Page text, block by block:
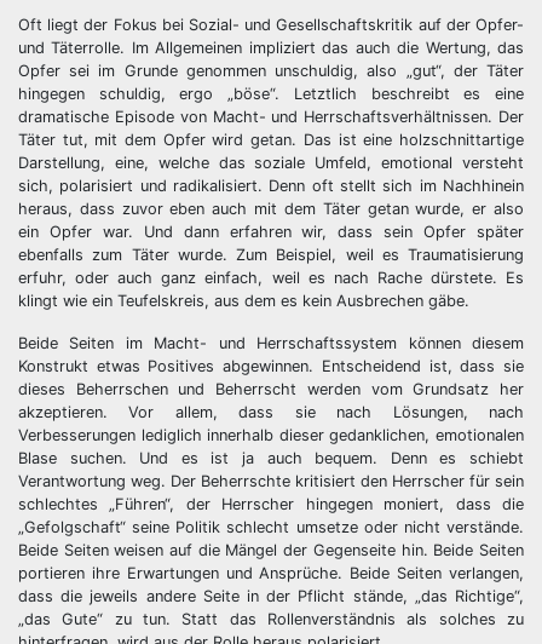
Oft liegt der Fokus bei Sozial- und Gesellschaftskritik auf der Opfer-
und Täterrolle. Im Allgemeinen impliziert das auch die Wertung, das
Opfer sei im Grunde genommen unschuldig, also „gut“, der Täter
hingegen schuldig, ergo „böse“. Letztlich beschreibt es eine
dramatische Episode von Macht- und Herrschaftsverhältnissen. Der
Täter tut, mit dem Opfer wird getan. Das ist eine holzschnittartige
Darstellung, eine, welche das soziale Umfeld, emotional versteht
sich, polarisiert und radikalisiert. Denn oft stellt sich im Nachhinein
heraus, dass zuvor eben auch mit dem Täter getan wurde, er also
ein Opfer war. Und dann erfahren wir, dass sein Opfer später
ebenfalls zum Täter wurde. Zum Beispiel, weil es Traumatisierung
erfuhr, oder auch ganz einfach, weil es nach Rache dürstete. Es
klingt wie ein Teufelskreis, aus dem es kein Ausbrechen gäbe.
Beide Seiten im Macht- und Herrschaftssystem können diesem
Konstrukt etwas Positives abgewinnen. Entscheidend ist, dass sie
dieses Beherrschen und Beherrscht werden vom Grundsatz her
akzeptieren. Vor allem, dass sie nach Lösungen, nach
Verbesserungen lediglich innerhalb dieser gedanklichen, emotionalen
Blase suchen. Und es ist ja auch bequem. Denn es schiebt
Verantwortung weg. Der Beherrschte kritisiert den Herrscher für sein
schlechtes „Führen“, der Herrscher hingegen moniert, dass die
„Gefolgschaft“ seine Politik schlecht umsetze oder nicht verstände.
Beide Seiten weisen auf die Mängel der Gegenseite hin. Beide Seiten
portieren ihre Erwartungen und Ansprüche. Beide Seiten verlangen,
dass die jeweils andere Seite in der Pflicht stände, „das Richtige“,
„das Gute“ zu tun. Statt das Rollenverständnis als solches zu